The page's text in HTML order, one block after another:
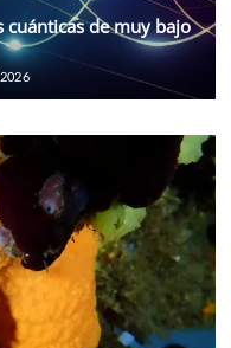
cuánticas de muy bajo